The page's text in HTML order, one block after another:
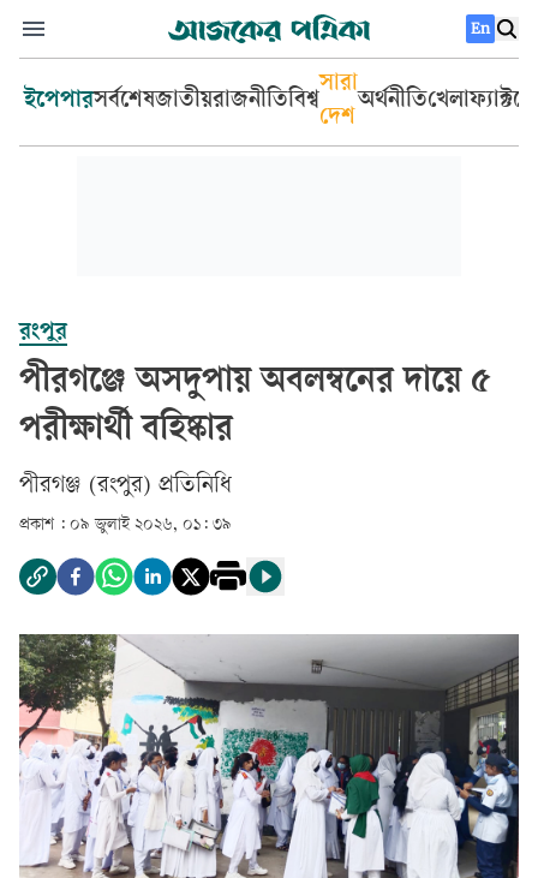
En
ইপেপারসর্বশেষজাতীয়রাজনীতিবিশ্ব
সারা
দেশ
অর্থনীতিখেলা
রংপুর
পীরগঞ্জে অসদুপায় অবলম্বনের দায়ে ৫
পরীক্ষার্থী বহিষ্কার
পীরগঞ্জ (রংপুর) প্রতিনিধি
প্রকাশ : ০৯ জুলাই ২০২৬, ০১: ৩৯